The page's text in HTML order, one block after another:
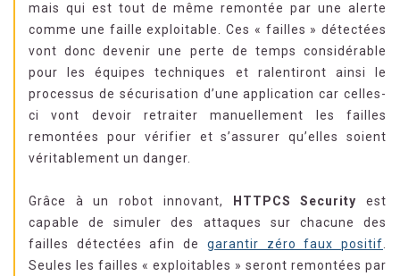
mais qui est tout de même remontée par une alerte
comme une faille exploitable. Ces « failles » détectées
vont donc devenir une perte de temps considérable
pour les équipes techniques et ralentiront ainsi le
processus de sécurisation d’une application car celles-
ci vont devoir retraiter manuellement les failles
remontées pour vérifier et s’assurer qu’elles soient
véritablement un danger.
Grâce à un robot innovant, HTTPCS Security est
capable de simuler des attaques sur chacune des
failles détectées afin de garantir zéro faux positif
Seules les failles « exploitables » seront remontées par